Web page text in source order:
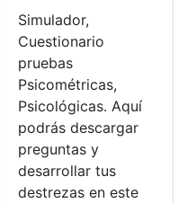
Simulador,
Cuestionario
pruebas
Psicométricas,
Psicológicas. Aquí
podrás descargar
preguntas y
desarrollar tus
destrezas en este